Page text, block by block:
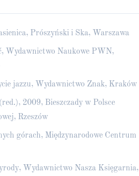
Prószyński i Ska, Warszawa
Wydawnictwo Naukowe PWN,
jazzu, Wydawnictwo Znak, Kraków
2009, Bieszczady w Polsce
Rzeszów
górach, Międzynarodowe Centrum
Wydawnictwo Nasza Księgarnia,